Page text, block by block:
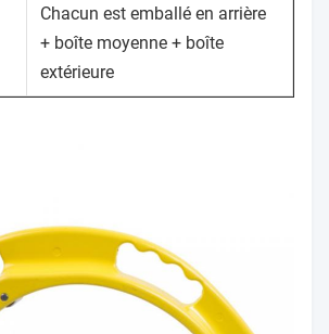
Chacun est emballé en arrière
+ boîte moyenne + boîte
extérieure